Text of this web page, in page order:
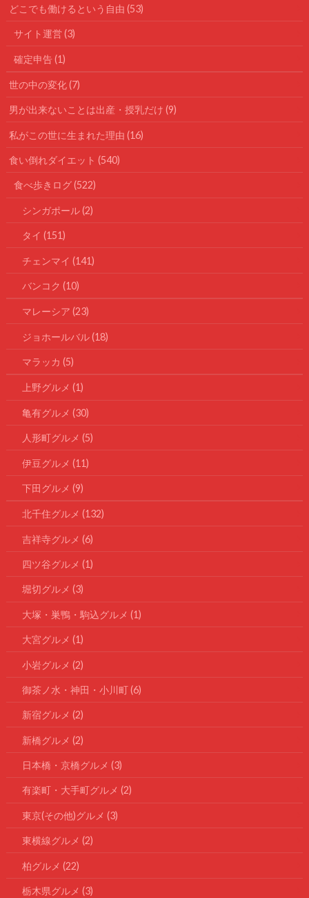
どこでも働けるという自由(53)
サイト運営(3)
確定申告(1)
世の中の変化(7)
男が出来ないことは出産・授乳だけ(9)
私がこの世に生まれた理由(16)
食い倒れダイエット(540)
食べ歩きログ(522)
シンガポール(2)
タイ (151)
チェンマイ (141)
バンコク (10)
マレーシア (23)
ジョホールバル(18)
マラッカ (5)
上野グルメ (1)
亀有グルメ (30)
人形町グルメ (5)
伊豆グルメ (11)
下田グルメ (9)
北千住グルメ (132)
吉祥寺グルメ (6)
四ツ谷グルメ (1)
堀切グルメ (3)
大塚・巣鴨・駒込グルメ (1)
大宮グルメ (1)
小岩グルメ (2)
御茶ノ水・神田・小川町(6)
新宿グルメ (2)
新橋グルメ (2)
日本橋・京橋グルメ (3)
有楽町・大手町グルメ (2)
東京(その他)グルメ (3)
東横線グルメ (2)
柏グルメ (22)
栃木県グルメ (3)